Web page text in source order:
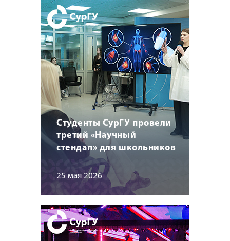
Студенты СурГУ провели
третий «Научный
стендап» для школьников
25 мая 2026